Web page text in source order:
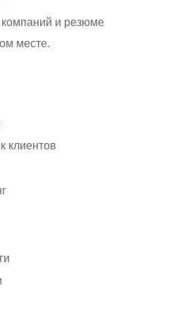
компаний и резюме
месте.
клиентов